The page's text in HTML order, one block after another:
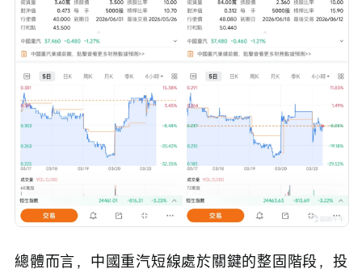
總體而言，中國重汽短線處於關鍵的整固階段，投